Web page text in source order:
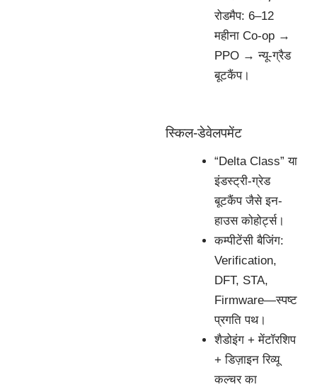
रोडमैप: 6–12
महीना Co-op →
PPO → न्यू-ग्रैड
बूटकैंप।
स्किल-डेवेलपमेंट
“Delta Class” या
इंडस्ट्री-ग्रेड
बूटकैंप जैसे इन-
हाउस कोहोर्ट्स।
कम्पीटेंसी बैजिंग:
Verification,
DFT, STA,
Firmware—स्पष्ट
प्रगति पथ।
शैडोइंग + मेंटॉरशिप
+ डिज़ाइन रिव्यू
कल्चर का